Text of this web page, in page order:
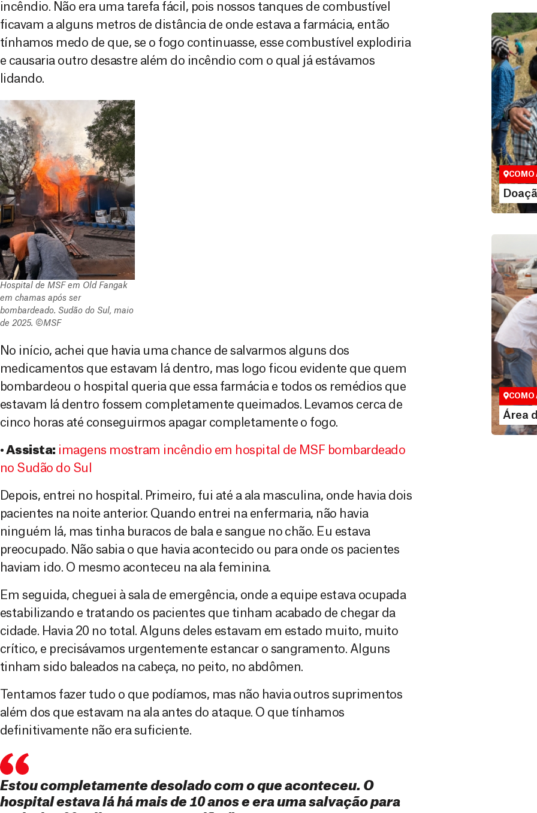
incêndio. Não era uma tarefa fácil, pois nossos tanques de combustível
ficavam a alguns metros de distância de onde estava a farmácia, então
tínhamos medo de que, se o fogo continuasse, esse combustível explodiria
e causaria outro desastre além do incêndio com o qual já estávamos
lidando.
Hospital de MSF em Old Fangak
em chamas após ser
bombardeado. Sudão do Sul, maio
de 2025. ©MSF
No início, achei que havia uma chance de salvarmos alguns dos
medicamentos que estavam lá dentro, mas logo ficou evidente que quem
bombardeou o hospital queria que essa farmácia e todos os remédios que
estavam lá dentro fossem completamente queimados. Levamos cerca de
cinco horas até conseguirmos apagar completamente o fogo.
• Assista: imagens mostram incêndio em hospital de MSF bombardeado
no Sudão do Sul
Depois, entrei no hospital. Primeiro, fui até a ala masculina, onde havia dois
pacientes na noite anterior. Quando entrei na enfermaria, não havia
ninguém lá, mas tinha buracos de bala e sangue no chão. Eu estava
preocupado. Não sabia o que havia acontecido ou para onde os pacientes
haviam ido. O mesmo aconteceu na ala feminina.
Em seguida, cheguei à sala de emergência, onde a equipe estava ocupada
estabilizando e tratando os pacientes que tinham acabado de chegar da
cidade. Havia 20 no total. Alguns deles estavam em estado muito, muito
crítico, e precisávamos urgentemente estancar o sangramento. Alguns
tinham sido baleados na cabeça, no peito, no abdômen.
Tentamos fazer tudo o que podíamos, mas não havia outros suprimentos
além dos que estavam na ala antes do ataque. O que tínhamos
definitivamente não era suficiente.
Estou completamente desolado com o que aconteceu. O
hospital estava lá há mais de 10 anos e era uma salvação para
Você
maneiras,
valor que
COMO
Área
Espaço
COMO
Área